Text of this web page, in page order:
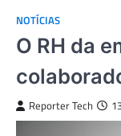
NOTÍCIAS
O RH da
Reporter Tech